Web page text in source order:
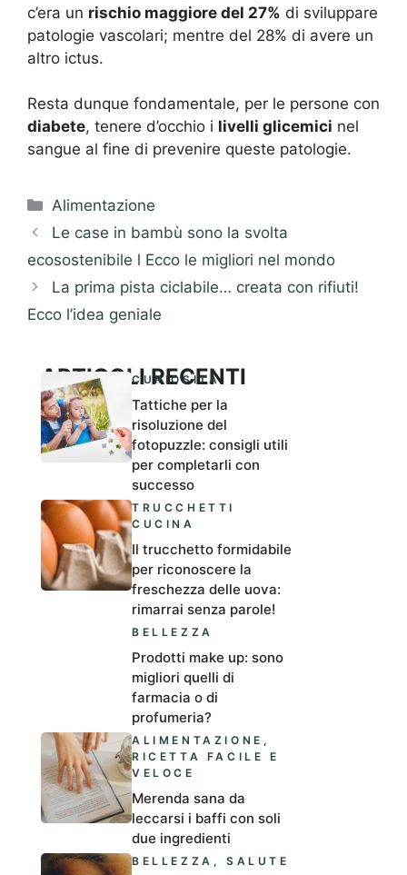
c’era un rischio maggiore del 27% di sviluppare
patologie vascolari; mentre del 28% di avere un
altro ictus.
Resta dunque fondamentale, per le persone con
diabete, tenere d’occhio i livelli glicemici nel
sangue al fine di prevenire queste patologie.
Categorie
Alimentazione
Le case in bambù sono la svolta
ecosostenibile l Ecco le migliori nel mondo
La prima pista ciclabile… creata con rifiuti!
Ecco l’idea geniale
ARTICOLI RECENTI
CURIOSITÀ
Tattiche per la
risoluzione del
fotopuzzle: consigli utili
per completarli con
successo
TRUCCHETTI
CUCINA
Il trucchetto formidabile
per riconoscere la
freschezza delle uova:
rimarrai senza parole!
BELLEZZA
Prodotti make up: sono
migliori quelli di
farmacia o di
profumeria?
ALIMENTAZIONE ,
RICETTA FACILE E
VELOCE
Merenda sana da
leccarsi i baffi con soli
due ingredienti
BELLEZZA ,SALUTE